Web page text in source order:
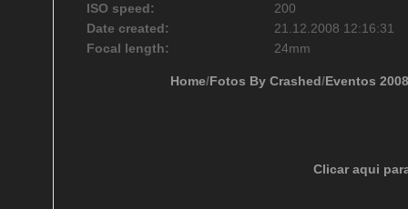
ISO speed:
200
Date created:
21.12.2008 12:16:31
Focal length:
24mm
Home/Fotos By Crashed/Eventos 2008
Clicar aqui